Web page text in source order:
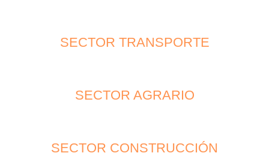
SECTOR TRANSPORTE
SECTOR AGRARIO
SECTOR CONSTRUCCIÓN